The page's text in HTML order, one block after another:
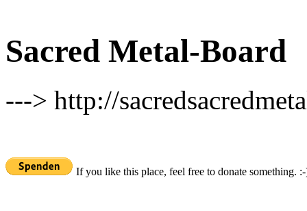
Sacred Metal-Board
---> http://
If you like this place, feel free to donate something.